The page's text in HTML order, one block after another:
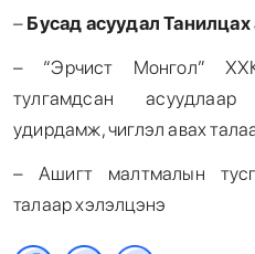
– Бусад асуудал Танилцах
– “Эрчист Монгол”
тулгамдсан
удирдамж, чиглэл авах
– Ашигт малтмалын
талаар хэлэлцэнэ